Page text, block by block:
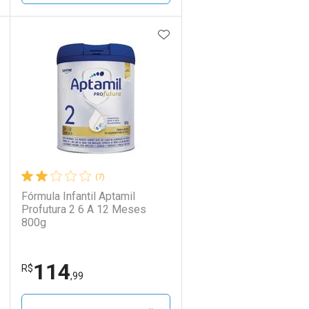
FECHAR
Laboratório
Ativar Desconto
FECHAR
Por Menos
AOS FAVORITOS
(7)
Fórmula Infantil Aptamil
Profutura 2 6 A 12 Meses
800g
R$114,99
ADICIONAR AOS